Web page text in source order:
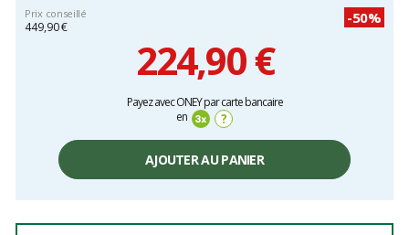
Prix conseillé
449,90 €
-50%
224,90 €
Payez avec ONEY par carte bancaire
en
?
AJOUTER AU PANIER